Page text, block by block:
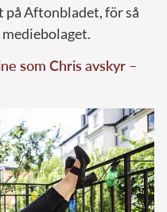
på Aftonbladet, för så
som Chris avskyr –